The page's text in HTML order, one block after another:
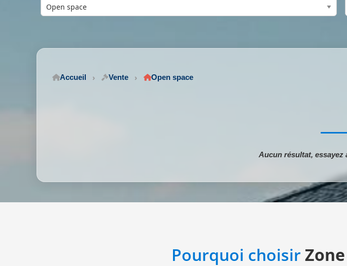
Accueil Vente Open space
Aucun résultat, essayez
Pourquoi choisir